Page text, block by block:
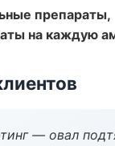
препараты,
на каждую
— овал